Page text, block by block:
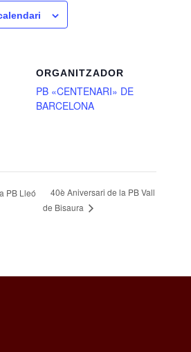
ORGANITZADOR
PB «CENTENARI» DE
BARCELONA
PB Lleó
40è Aniversari de la PB Vall
de Bisaura